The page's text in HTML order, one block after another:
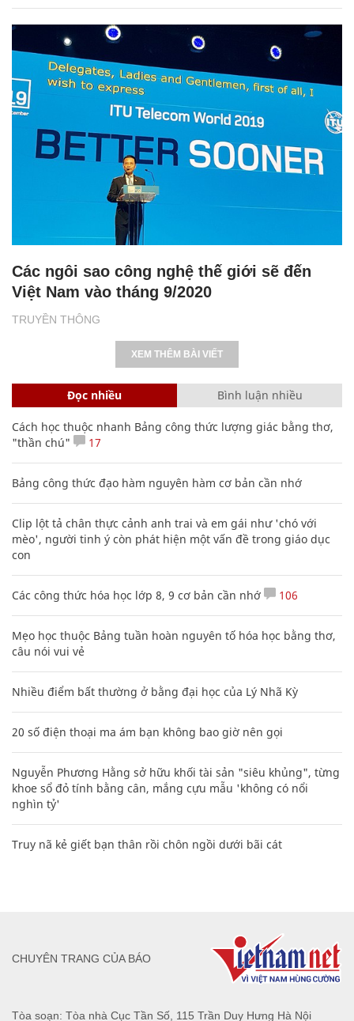
TRUYỀN THÔNG
Các ngôi sao công nghệ thế giới sẽ đến
Việt Nam vào tháng 9/2020
XEM THÊM BÀI VIẾT
Đọc nhiều Bình luận nhiều
Cách học thuộc nhanh Bảng công thức lượng giác bằng thơ,
"thần chú"
17
Bảng công thức đạo hàm nguyên hàm cơ bản cần nhớ
Clip lột tả chân thực cảnh anh trai và em gái như 'chó với
mèo', người tinh ý còn phát hiện một vấn đề trong giáo dục
con
Các công thức hóa học lớp 8, 9 cơ bản cần nhớ 106
Mẹo học thuộc Bảng tuần hoàn nguyên tố hóa học bằng thơ,
câu nói vui vẻ
Nhiều điểm bất thường ở bằng đại học của Lý Nhã Kỳ
20 số điện thoại ma ám bạn không bao giờ nên gọi
Nguyễn Phương Hằng sở hữu khối tài sản "siêu khủng", từng
khoe sổ đỏ tính bằng cân, mắng cựu mẫu 'không có nổi
nghìn tỷ'
Truy nã kẻ giết bạn thân rồi chôn ngồi dưới bãi cát
Tòa soạn: Tòa nhà Cục Tần Số, 115 Trần Duy Hưng Hà Nội
CHUYÊN TRANG CỦA BÁO